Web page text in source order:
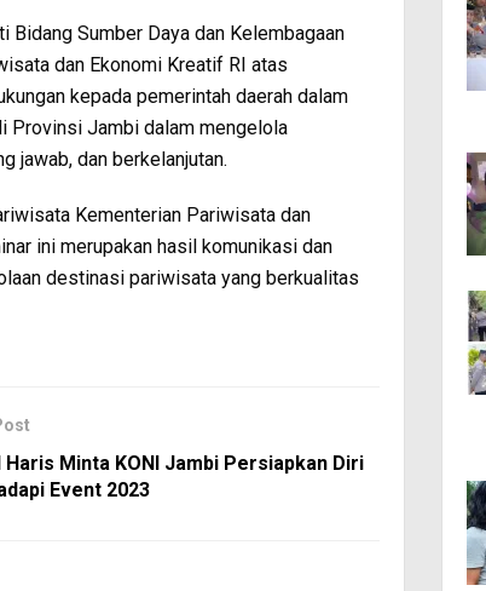
Sumber Daya dan Kelembagaan
dan Ekonomi Kreatif RI atas
kepada pemerintah daerah dalam
Provinsi Jambi dalam mengelola
jawab, dan berkelanjutan.
Kementerian Pariwisata dan
ini merupakan hasil komunikasi dan
destinasi pariwisata yang berkualitas
Haris Minta KONI Jambi Persiapkan Diri
Event 2023